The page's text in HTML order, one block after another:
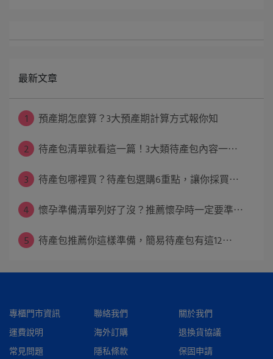
最新文章
1 預產期怎麼算？3大預產期計算方式報你知
2 待產包清單就看這一篇！3大類待產包內容一⋯
3 待產包哪裡買？待產包選購6重點，讓你採買⋯
4 懷孕準備清單列好了沒？推薦懷孕時一定要準⋯
5 待產包推薦你這樣準備，簡易待產包有這12⋯
專櫃門市資訊 聯絡我們
關於我們
運費說明
海外訂購
退換貨協議
常見問題
隱私條款 保固申請